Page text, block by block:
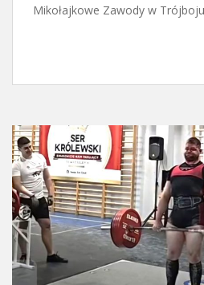
Mikołajkowe Zawody w